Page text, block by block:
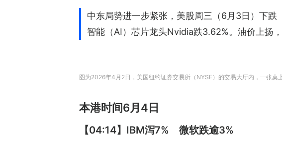
中东局势进一步紧张，美股周三（6月3日）下
智能（AI）芯片龙头Nvidia跌3.62%。油价上扬
图为2026年4月2日，美国纽约证券交易所（NYSE）的交易大厅内，一张桌
本港时间6月4日
【04:14】IBM泻7% 微软跌逾3%